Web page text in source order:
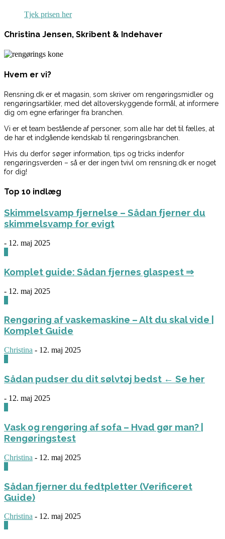
Tjek prisen her
Christina Jensen, Skribent & Indehaver
Hvem er vi?
Rensning.dk er et magasin, som skriver om rengøringsmidler og
rengøringsartikler, med det altoverskyggende formål, at informere
dig om egne erfaringer fra branchen.
Vi er et team bestående af personer, som alle har det til fælles, at
de har et indgående kendskab til rengøringsbranchen.
Hvis du derfor søger information, tips og tricks indenfor
rengøringsverden – så er der ingen tvivl om rensning.dk er noget
for dig!
Top 10 indlæg
Skimmelsvamp fjernelse – Sådan fjerner du
skimmelsvamp for evigt
- 12. maj 2025
Komplet guide: Sådan fjernes glaspest ⇒
- 12. maj 2025
Rengøring af vaskemaskine – Alt du skal vide |
Komplet Guide
Christina - 12. maj 2025
Sådan pudser du dit sølvtøj bedst ← Se her
- 12. maj 2025
Vask og rengøring af sofa – Hvad gør man? |
Rengøringstest
Christina - 12. maj 2025
Sådan fjerner du fedtpletter (Verificeret
Guide)
Christina - 12. maj 2025